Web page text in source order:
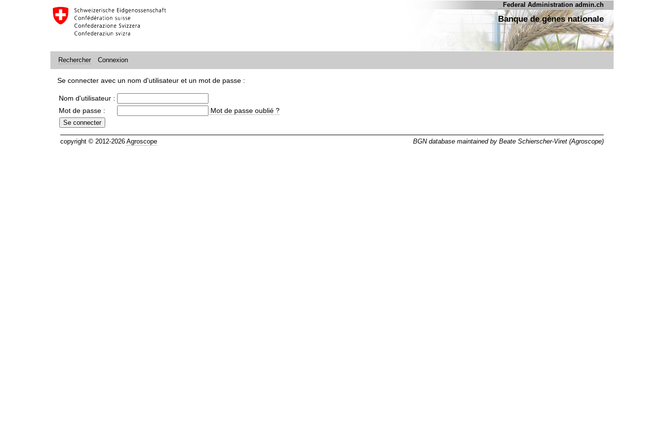
Federal Administration admin.ch
Banque de gènes nationale
Rechercher Connexion
Se connecter avec un nom d'utilisateur et un mot de passe :
Nom d'utilisateur :
Mot de passe :
Mot de passe oublié ?
copyright © 2012-2026 Agroscope BGN database maintained by Beate Schierscher-Viret (Agroscope)